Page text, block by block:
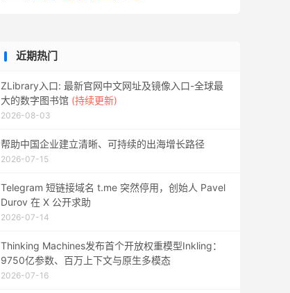
近期热门
ZLibrary入口: 最新官网中文网址及镜像入口-全球最
大的数字图书馆 (持续更新)
2026-08-03
帮助中国企业建立清晰、可持续的出海增长路径
2026-07-15
Telegram 短链接域名 t.me 突然停用，创始人 Pavel
Durov 在 X 公开求助
2026-07-14
Thinking Machines发布首个开放权重模型Inkling：
9750亿参数、百万上下文与原生多模态
2026-07-16